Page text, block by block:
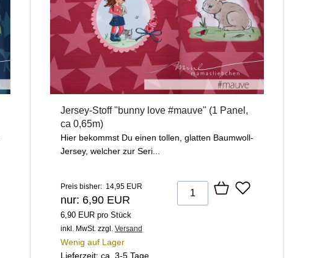
Jersey-Stoff "bunny love #mauve" (1 Panel,
ca 0,65m)
Hier bekommst Du einen tollen, glatten Baumwoll-
Jersey, welcher zur Seri...
Preis bisher: 14,95 EUR
nur: 6,90 EUR
6,90 EUR pro Stück
inkl. MwSt. zzgl. Versand
Wenig auf Lager
Lieferzeit: ca. 3-5 Tage